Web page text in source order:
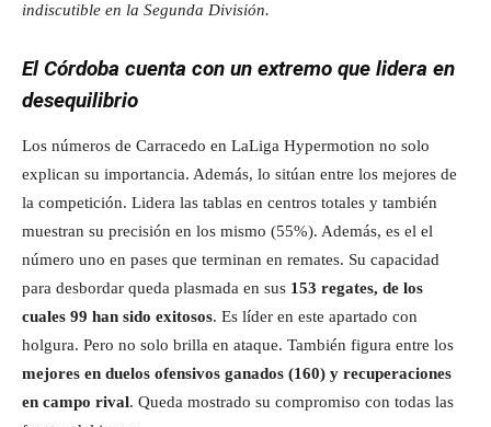
indiscutible en la Segunda División.
El Córdoba cuenta con un extremo que lidera en
desequilibrio
Los números de Carracedo en LaLiga Hypermotion no solo
explican su importancia. Además, lo sitúan entre los mejores de
la competición. Lidera las tablas en centros totales y también
muestran su precisión en los mismo (55%). Además, es el el
número uno en pases que terminan en remates. Su capacidad
para desbordar queda plasmada en sus 153 regates, de los
cuales 99 han sido exitosos. Es líder en este apartado con
holgura. Pero no solo brilla en ataque. También figura entre los
mejores en duelos ofensivos ganados (160) y recuperaciones
en campo rival. Queda mostrado su compromiso con todas las